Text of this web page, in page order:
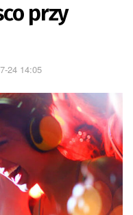
przy
24 14:05